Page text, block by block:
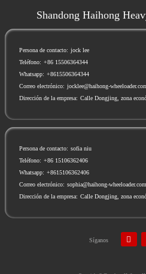
Shandong Haihong
Persona de contacto: jock lee
Teléfono: +86 15506364344
Whatsapp: +8615506364344
Correo electrónico: jocklee@haihong-
Dirección de la empresa: Calle Dongjing, zona
Persona de contacto: sofia niu
Teléfono: +86 15106362406
Whatsapp: +8615106362406
Correo electrónico: sophia@haihong-wheeloader.com
Dirección de la empresa: Calle Dongjing, zona
Síganos